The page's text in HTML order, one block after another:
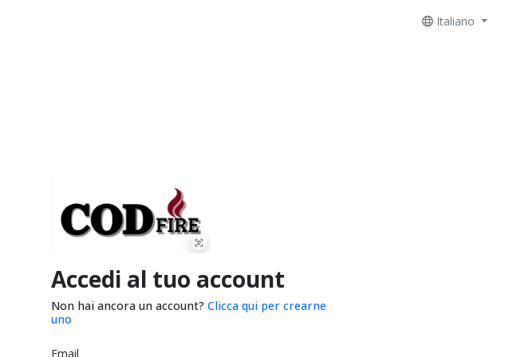
Italiano
Accedi al tuo account
Non hai ancora un account? Clicca qui per crearne
uno
Email